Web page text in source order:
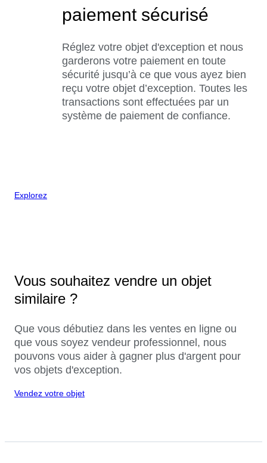
paiement sécurisé
Réglez votre objet d'exception et nous
garderons votre paiement en toute
sécurité jusqu’à ce que vous ayez bien
reçu votre objet d’exception. Toutes les
transactions sont effectuées par un
système de paiement de confiance.
Explorez
Vous souhaitez vendre un objet
similaire ?
Que vous débutiez dans les ventes en ligne ou
que vous soyez vendeur professionnel, nous
pouvons vous aider à gagner plus d'argent pour
vos objets d'exception.
Vendez votre objet